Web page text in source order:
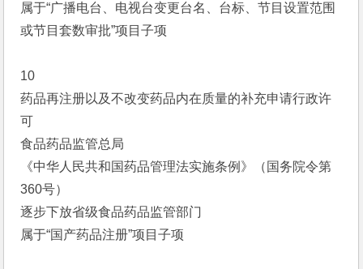
属于“广播电台、电视台变更台名、台标、节目设置范围
或节目套数审批”项目子项
10
药品再注册以及不改变药品内在质量的补充申请行政许
可
食品药品监管总局
《中华人民共和国药品管理法实施条例》（国务院令第
360号）
逐步下放省级食品药品监管部门
属于“国产药品注册”项目子项